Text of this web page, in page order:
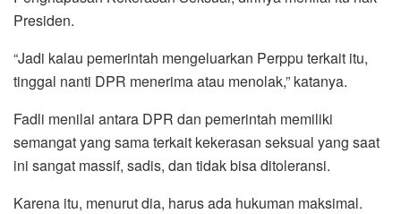
Presiden.
“Jadi kalau pemerintah mengeluarkan Perppu terkait itu,
tinggal nanti DPR menerima atau menolak,” katanya.
Fadli menilai antara DPR dan pemerintah memiliki
semangat yang sama terkait kekerasan seksual yang saat
ini sangat massif, sadis, dan tidak bisa ditoleransi.
Karena itu, menurut dia, harus ada hukuman maksimal.